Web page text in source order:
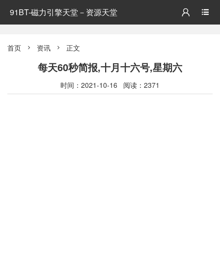
91BT-磁力引擎天堂－资源天堂 

首页  资讯  正文
每天60秒简报,十月十六号,星期六
时间：2021-10-16 阅读：2371